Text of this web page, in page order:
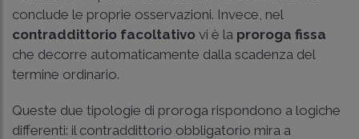
conclude le proprie osservazioni. Invece, nel
contraddittorio facoltativo vi è la proroga fissa
che decorre automaticamente dalla scadenza del
termine ordinario.
Queste due tipologie di proroga rispondono a logiche
differenti: il contraddittorio obbligatorio mira a